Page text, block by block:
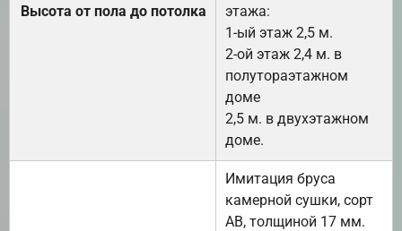
Высота от пола до потолка
этажа:
1-ый этаж 2,5 м.
2-ой этаж 2,4 м. в
полутораэтажном
доме
2,5 м. в двухэтажном
доме.
Имитация бруса
камерной сушки, сорт
АВ, толщиной 17 мм.